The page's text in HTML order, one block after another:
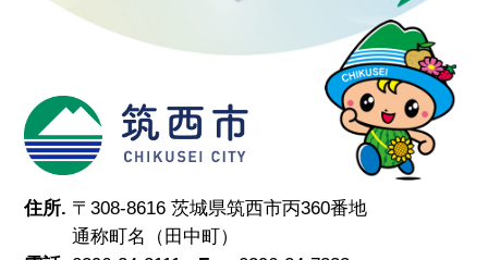
筑西市
住所. 〒308-8616 茨城県筑西市丙360番地
通称町名（田中町）